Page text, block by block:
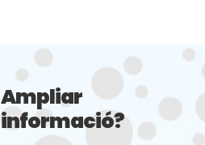
Ampliar
informació?